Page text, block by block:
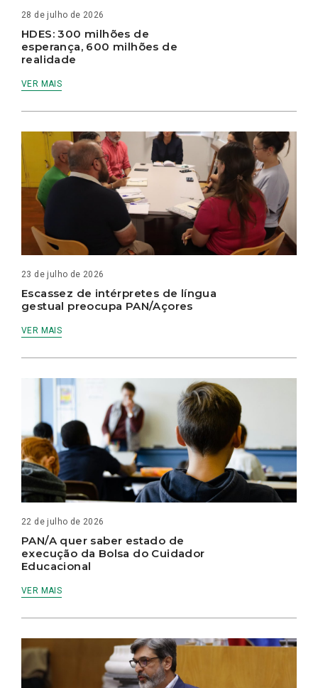
28 de julho de 2026
HDES: 300 milhões de
esperança, 600 milhões de
realidade
VER MAIS
23 de julho de 2026
Escassez de intérpretes de língua
gestual preocupa PAN/Açores
VER MAIS
22 de julho de 2026
PAN/A quer saber estado de
execução da Bolsa do Cuidador
Educacional
VER MAIS